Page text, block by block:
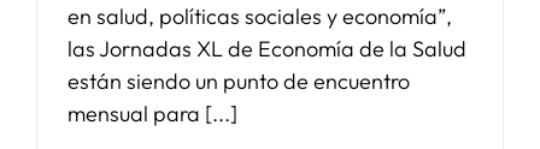
en salud, políticas sociales y economía”,
las Jornadas XL de Economía de la Salud
están siendo un punto de encuentro
mensual para [...]